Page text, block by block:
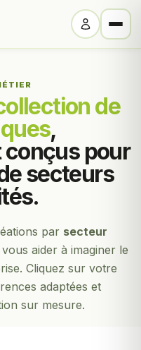
de
,
pour
secteurs
par secteur
aider à imaginer le
Cliquez sur votre
adaptées et
sur mesure.